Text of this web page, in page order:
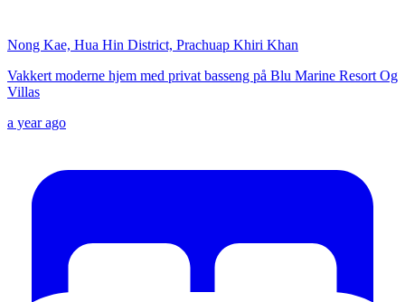
Nong Kae, Hua Hin District, Prachuap Khiri Khan
Vakkert moderne hjem med privat basseng på Blu Marine Resort Og
Villas
a year ago